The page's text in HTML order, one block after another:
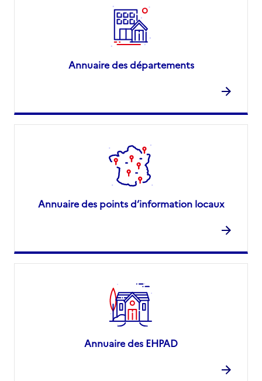
Annuaire des départements
Annuaire des points d’information locaux
Annuaire des EHPAD